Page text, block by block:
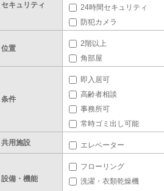
セキュリティ
24時間セキュリティ
防犯カメラ
位置
2階以上
角部屋
条件
即入居可
高齢者相談
事務所可
常時ゴミ出し可能
共用施設 エレベーター
設備・機能
フローリング
洗濯・衣類乾燥機